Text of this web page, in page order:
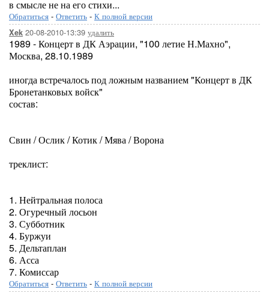
в смысле не на его стихи...
Обратиться - Ответить - К полной версии
Xek 20-08-2010-13:39 удалить
1989 - Концерт в ДК Аэрации, "100 летие Н.Махно",
Москва, 28.10.1989
иногда встречалось под ложным названием "Концерт в ДК
Бронетанковых войск"
состав:
Свин / Ослик / Котик / Мява / Ворона
треклист:
1. Нейтральная полоса
2. Огуречный лосьон
3. Субботник
4. Буржуи
5. Дельтаплан
6. Асса
7. Комиссар
Обратиться - Ответить - К полной версии